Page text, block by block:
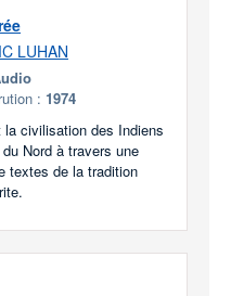
LUHAN
: 1974
la civilisation des Indiens
Nord à travers une
textes de la tradition